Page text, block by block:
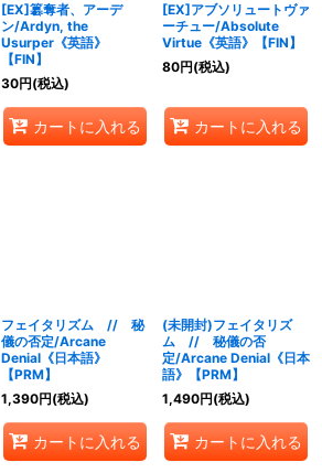
[EX]簒奪者、アーデ
ン/Ardyn, the
Usurper《英語》
【FIN】
30円(税込)
カートに入れる
[EX]アブソリュートヴァ
ーチュー/Absolute
Virtue《英語》【FIN】
80円(税込)
カートに入れる
フェイタリズム // 秘
儀の否定/Arcane
Denial《日本語》
【PRM】
1,390円(税込)
カートに入れる
(未開封)フェイタリズ
ム // 秘儀の否
定/Arcane Denial《日本
語》【PRM】
1,490円(税込)
カートに入れる